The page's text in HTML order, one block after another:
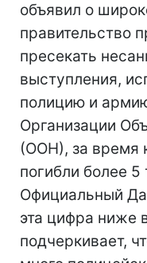
объявил о
правительство
пресекать
выступления,
полицию и
Организации
(ООН), за время
погибли более 5
Официальный
эта цифра ниже
подчеркивает,